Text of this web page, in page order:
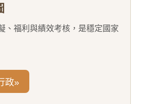
、福利與績效考核，是穩定國家
政»